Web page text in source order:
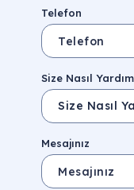
Telefon
Size Nasıl
Mesajınız